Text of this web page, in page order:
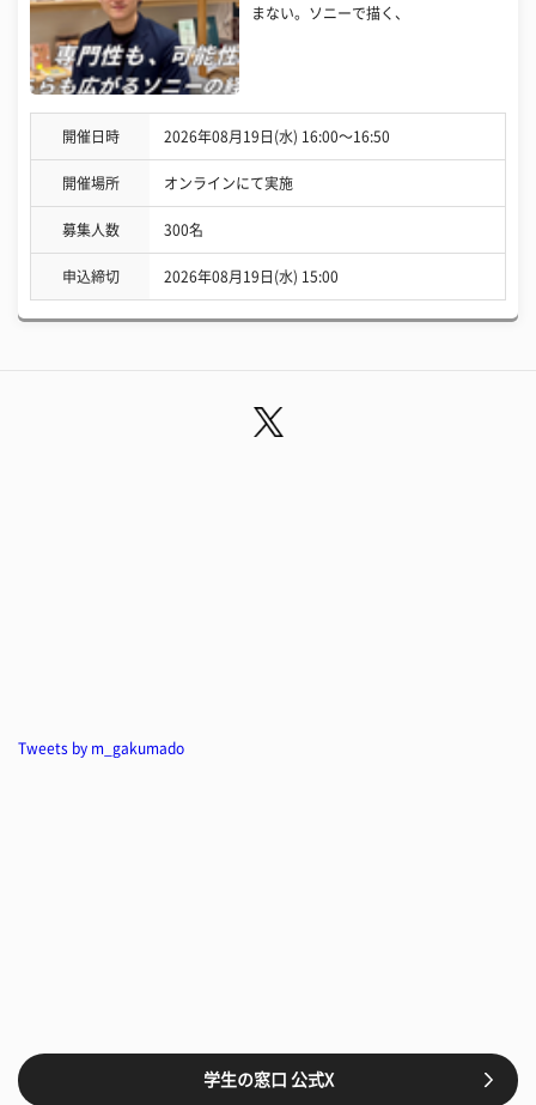
まない。ソニーで描く、
開催日時 2026年08月19日(水) 16:00〜16:50
開催場所 オンラインにて実施
募集人数 300名
申込締切 2026年08月19日(水) 15:00
Tweets by m_gakumado
学生の窓口 公式X